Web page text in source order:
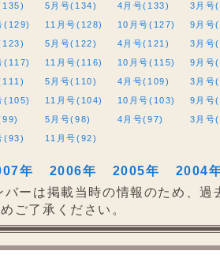
5月号(134) 4月号(133)
3月号
(129) 11月号(128) 10月号(127)
9月号
5月号(122) 4月号(121)
3月号
(117) 11月号(116) 10月号(115)
9月号
5月号(110) 4月号(109)
3月号
(105) 11月号(104) 10月号(103)
9月号
5月号(98) 4月号(97)
3月号
(93) 11月号(92)
年 2006年 2005年
2004
バーは掲載当時の情報のため、
ご了承ください。